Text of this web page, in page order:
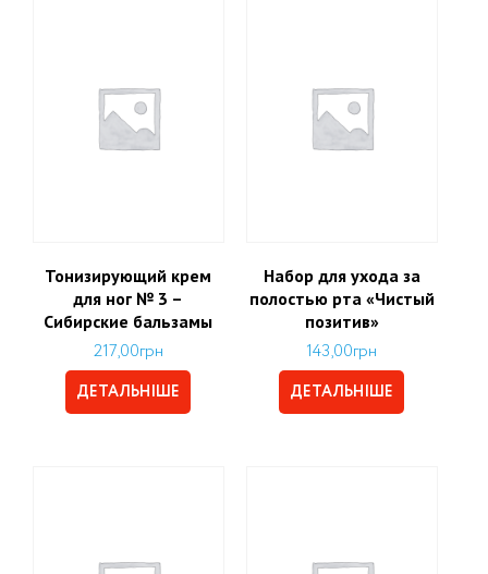
Тонизирующий крем
для ног № 3 –
Сибирские бальзамы
217,00грн
ДЕТАЛЬНІШЕ
Набор для ухода за
полостью рта «Чистый
позитив»
143,00грн
ДЕТАЛЬНІШЕ